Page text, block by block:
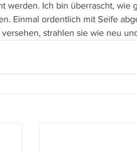
werden. Ich bin überrascht, wie
Einmal ordentlich mit Seife
strahlen sie wie neu